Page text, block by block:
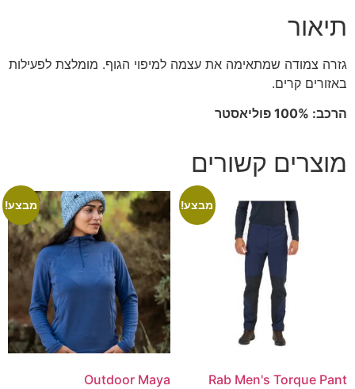
תיאור
גזרה צמודה שמתאימה את עצמה למיפוי הגוף. מומלצת לפעילות
באזורים קרים.
הרכב: 100% פוליאסטר
מוצרים קשורים
מבצע!
Rab Men's Torque Pant
מבצע!
Outdoor Maya